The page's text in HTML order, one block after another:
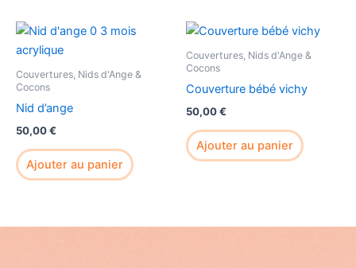
Couvertures, Nids d'Ange &
Cocons
Nid d’ange
50,00€
Ajouter au panier
Couvertures, Nids d'Ange &
Cocons
Couverture bébé vichy
50,00€
Ajouter au panier